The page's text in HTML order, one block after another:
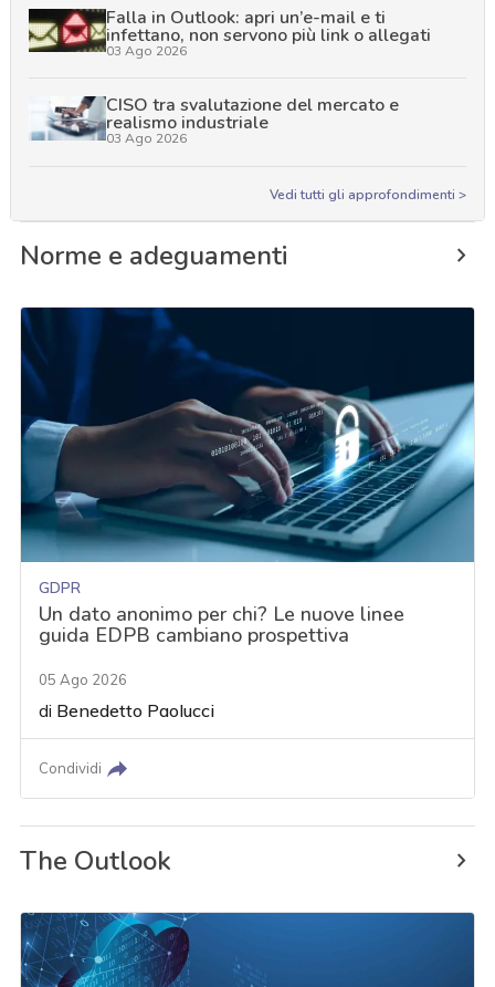
Falla in Outlook: apri un’e-mail e ti
infettano, non servono più link o allegati
03 Ago 2026
CISO tra svalutazione del mercato e
realismo industriale
03 Ago 2026
Vedi tutti gli approfondimenti >
Norme e adeguamenti
GDPR
Un dato anonimo per chi? Le nuove linee
guida EDPB cambiano prospettiva
05 Ago 2026
di Benedetto Paolucci
Condividi
The Outlook